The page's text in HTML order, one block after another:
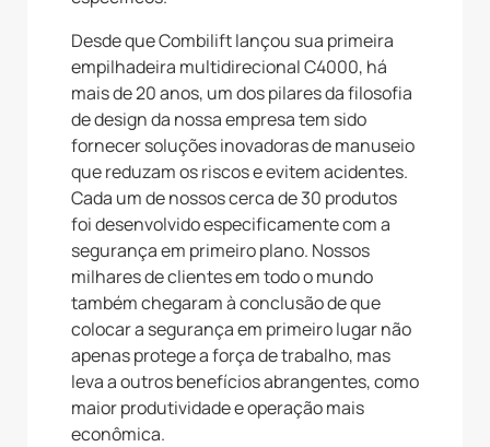
Desde que Combilift lançou sua primeira
empilhadeira multidirecional C4000, há
mais de 20 anos, um dos pilares da filosofia
de design da nossa empresa tem sido
fornecer soluções inovadoras de manuseio
que reduzam os riscos e evitem acidentes.
Cada um de nossos cerca de 30 produtos
foi desenvolvido especificamente com a
segurança em primeiro plano. Nossos
milhares de clientes em todo o mundo
também chegaram à conclusão de que
colocar a segurança em primeiro lugar não
apenas protege a força de trabalho, mas
leva a outros benefícios abrangentes, como
maior produtividade e operação mais
econômica.